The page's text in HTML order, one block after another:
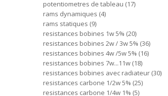
potentiometres de tableau 17
rams dynamiques 4
rams statiques 9
resistances bobines 1w 5% 20
resistances bobines 2w / 3w 5% 36
resistances bobines 4w /5w 5% 16
resistances bobines 7w...11w 18
resistances bobines avec radiateur 30
resistances carbone 1/2w 5% 25
resistances carbone 1/4w 1% 5